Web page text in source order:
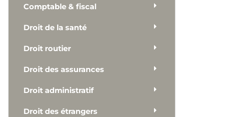
Comptable & fiscal
Droit de la santé
Droit routier
Droit des assurances
Droit administratif
Droit des étrangers